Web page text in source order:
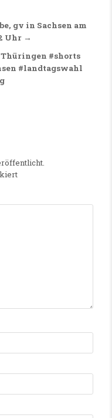
gv in Sachsen am
Uhr →
#shorts
#landtagswahl